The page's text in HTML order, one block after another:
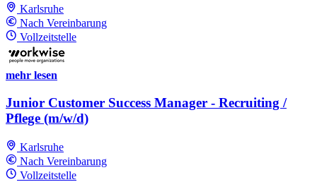
Karlsruhe
Nach Vereinbarung
Vollzeitstelle
mehr lesen
Junior Customer Success Manager - Recruiting /
Pflege (m/w/d)
Karlsruhe
Nach Vereinbarung
Vollzeitstelle